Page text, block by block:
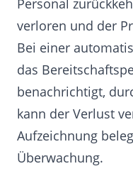
Personal
verloren und der
Bei einer
das
benachrichtigt,
kann der Verlust
Aufzeichnung
Überwachung.